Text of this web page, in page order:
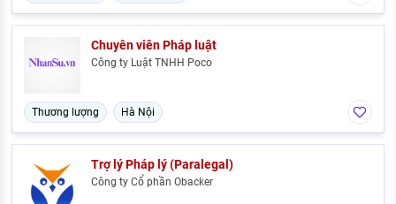
Chuyên viên Pháp luật
Công ty Luật TNHH Poco
Thương lượng Hà Nội
Trợ lý Pháp lý (Paralegal)
Công ty Cổ phần Obacker